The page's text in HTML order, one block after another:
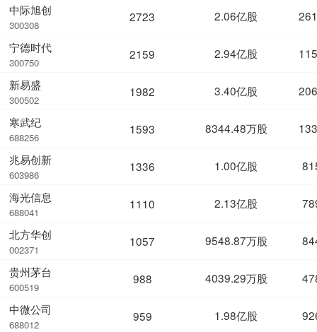
中际旭创
300308
宁德时代
300750
新易盛
300502
寒武纪
688256
兆易创新
603986
海光信息
688041
北方华创
002371
贵州茅台
600519
中微公司
688012
2723 2.06亿股
2159 2.94亿股
1982 3.40亿股
1593 8344.48万股
1336 1.00亿股
1110 2.13亿股
1057 9548.87万股
988 4039.29万股
959 1.98亿股